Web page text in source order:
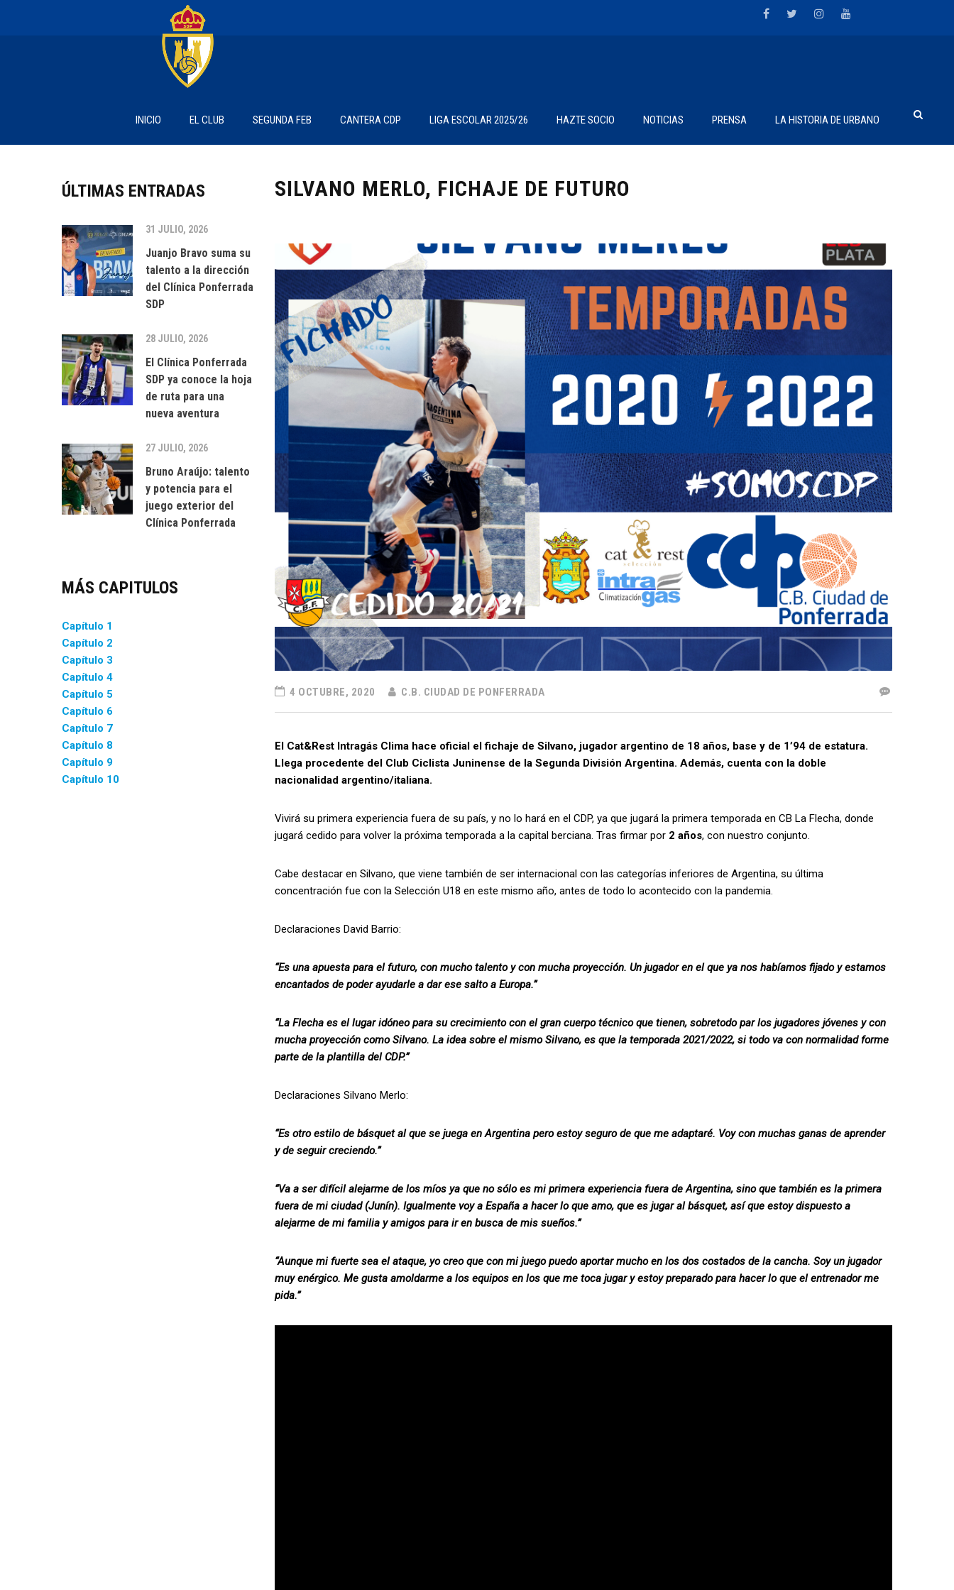
INICIO EL CLUB SEGUNDA FEB CANTERA CDP LIGA ESCOLAR 2025/26 HAZTE SOCIO NOTICIAS PRENSA LA HISTORIA DE URBANO
SILVANO MERLO, FICHAJE DE FUTURO
4 OCTUBRE, 2020 C.B. CIUDAD DE PONFERRADA
El Cat&Rest Intragás Clima hace oficial el fichaje de Silvano, jugador argentino de 18 años, base y de 1’94 de estatura.
Llega procedente del Club Ciclista Juninense de la Segunda División Argentina. Además, cuenta con la doble
nacionalidad argentino/italiana.
Vivirá su primera experiencia fuera de su país, y no lo hará en el CDP, ya que jugará la primera temporada en CB La Flecha, donde
jugará cedido para volver la próxima temporada a la capital berciana. Tras firmar por 2 años, con nuestro conjunto.
Cabe destacar en Silvano, que viene también de ser internacional con las categorías inferiores de Argentina, su última
concentración fue con la Selección U18 en este mismo año, antes de todo lo acontecido con la pandemia.
Declaraciones David Barrio:
“Es una apuesta para el futuro, con mucho talento y con mucha proyección. Un jugador en el que ya nos habíamos fijado y estamos
encantados de poder ayudarle a dar ese salto a Europa.”
“La Flecha es el lugar idóneo para su crecimiento con el gran cuerpo técnico que tienen, sobretodo par los jugadores jóvenes y con
mucha proyección como Silvano. La idea sobre el mismo Silvano, es que la temporada 2021/2022, si todo va con normalidad forme
parte de la plantilla del CDP.”
Declaraciones Silvano Merlo:
“Es otro estilo de básquet al que se juega en Argentina pero estoy seguro de que me adaptaré. Voy con muchas ganas de aprender
y de seguir creciendo.”
“Va a ser difícil alejarme de los míos ya que no sólo es mi primera experiencia fuera de Argentina, sino que también es la primera
fuera de mi ciudad (Junín). Igualmente voy a España a hacer lo que amo, que es jugar al básquet, así que estoy dispuesto a
alejarme de mi familia y amigos para ir en busca de mis sueños.”
“Aunque mi fuerte sea el ataque, yo creo que con mi juego puedo aportar mucho en los dos costados de la cancha. Soy un jugador
muy enérgico. Me gusta amoldarme a los equipos en los que me toca jugar y estoy preparado para hacer lo que el entrenador me
pida.”
ÚLTIMAS ENTRADAS
31 JULIO, 2026
Juanjo Bravo suma su
talento a la dirección
del Clínica Ponferrada
SDP
28 JULIO, 2026
El Clínica Ponferrada
SDP ya conoce la hoja
de ruta para una
nueva aventura
27 JULIO, 2026
Bruno Araújo: talento
y potencia para el
juego exterior del
Clínica Ponferrada
MÁS CAPITULOS
Capítulo 1
Capítulo 2
Capítulo 3
Capítulo 4
Capítulo 5
Capítulo 6
Capítulo 7
Capítulo 8
Capítulo 9
Capítulo 10